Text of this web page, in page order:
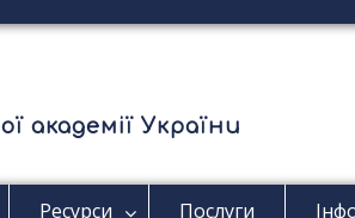
академії України
Ресурси Послуги